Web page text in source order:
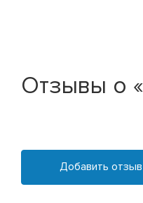
Отзывы о
Добавить отзыв